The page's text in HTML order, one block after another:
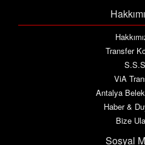
Transfer
ViA
Antalya
Haber &
Bize
Sosyal